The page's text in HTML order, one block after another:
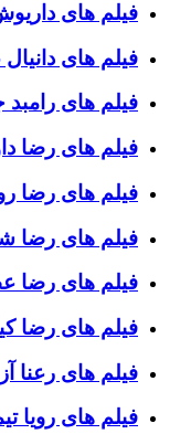
فیلم های
فیلم های
فیلم های رامبد
فیلم های رضا
فیلم های رضا
فیلم های رضا
فیلم های رضا
فیلم های رضا
فیلم های رعنا
فیلم های رویا